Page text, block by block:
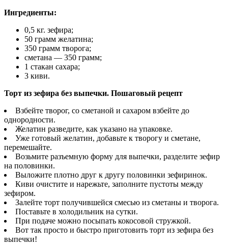
Ингредиенты:
0,5 кг. зефира;
50 грамм желатина;
350 грамм творога;
сметана — 350 грамм;
1 стакан сахара;
3 киви.
Торт из зефира без выпечки. Пошаговый рецепт
Взбейте творог, со сметаной и сахаром взбейте до
однородности.
Желатин разведите, как указано на упаковке.
Уже готовый желатин, добавьте к творогу и сметане,
перемешайте.
Возьмите разъемную форму для выпечки, разделите зефир
на половинки.
Выложите плотно друг к другу половинки зефиринок.
Киви очистите и нарежьте, заполните пустоты между
зефиром.
Залейте торт получившейся смесью из сметаны и творога.
Поставьте в холодильник на сутки.
При подаче можно посыпать кокосовой стружкой.
Вот так просто и быстро приготовить торт из зефира без
выпечки!